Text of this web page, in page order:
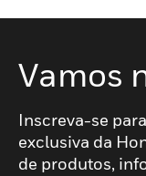
Vamos
Inscreva-se
exclusiva da
de produtos,